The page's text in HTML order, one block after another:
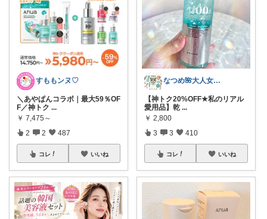
すももンヌ♡
＼あやぱんコラボ｜最大59％OF
F／神トク ...
￥ 7,475～
2 2 487
コレ いいね
なつめ🌺大人女子のお悩み美容🫧
【神トク20%OFF★私のリアル
愛用品】乾 ...
￥ 2,800
3 3 410
コレ いいね